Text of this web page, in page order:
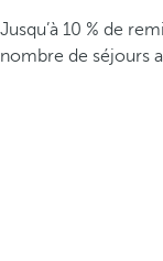
Jusqu’à 10 % de
nombre de séjours